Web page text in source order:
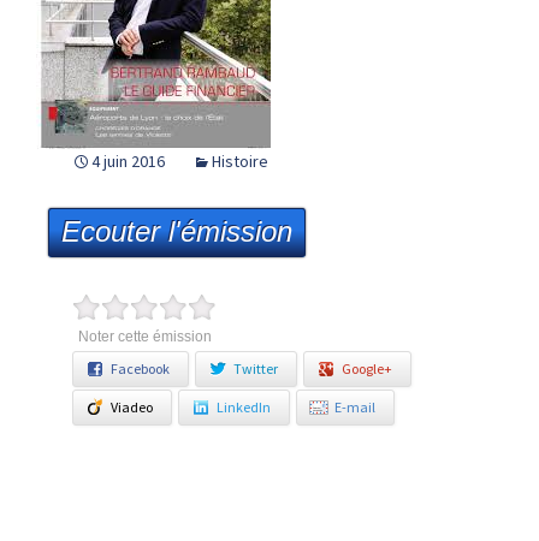
4 juin 2016 Histoire
Ecouter l'émission
Noter cette émission
Facebook Twitter Google+
Viadeo LinkedIn E-mail